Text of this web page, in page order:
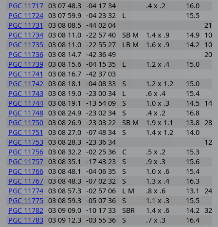
PGC 11717 03 07 48.3 -04 17 34 .4 x .2
16.0
PGC 11724 03 07 59.9 -04 23 32 L
15.5
PGC 11731
03 08 08.5 -44 02 04
PGC 11734 03 08 11.0 -22 57 40 SB M 1.4 x .9 14.9
PGC 11735 03 08 11.0 -22 55 27 LB M 1.6 x .9 14.2
PGC 11736 03 08 14.7 -42 36 49
PGC 11739 03 08 15.6 -04 15 35 L 1.2 x .4
15.0
PGC 11741
03 08 16.7 -42 37 03
PGC 11742 03 08 18.1 -04 08 33 S 1.2 x 1.2
15.0
PGC 11743 03 08 19.0 -23 00 34 L .6 x .4
15.4
PGC 11744 03 08 19.1 -13 54 09 S 1.0 x .3 14.5
PGC 11748 03 08 24.9 -23 02 34 S .4 x .2
16.8
PGC 11750 03 08 26.9 -23 03 22 SB M 1.9 x 1.1 13.8
PGC 11751
03 08 27.0 -07 48 34 S 1.4 x 1.2
14.0
PGC 11753 03 08 28.3 -23 36 34
PGC 11756 03 08 32.2 -02 25 36 C .5 x .2
15.3
PGC 11757 03 08 35.1 -17 43 23 S .9 x .3
15.6
PGC 11766 03 08 48.1 -04 06 35 S 1.0 x .6
15.4
PGC 11767 03 08 48.3 -07 02 32 S 1.3 x .4
16.3
PGC 11774 03 08 57.3 -02 57 06 L M .8 x .6 13.1
PGC 11775 03 08 59.3 -05 07 36 S 1.1 x .3
15.5
PGC 11782 03 09 09.0 -10 17 33 SBR 1.4 x .6 14.2
PGC 11783 03 09 12.3 -03 55 36 S .7 x .3
16.4